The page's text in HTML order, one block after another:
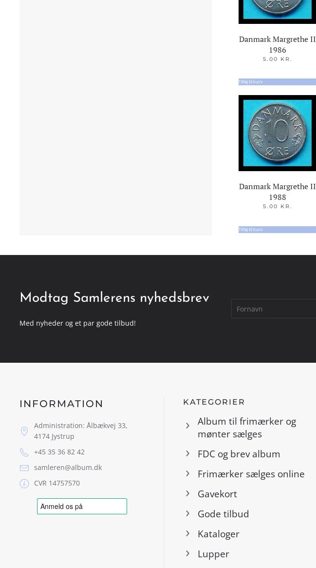
Danmark Margrethe II
1986
5.00 KR.
Tilføj til kurv
Danmark Margrethe II
1988
5.00 KR.
Tilføj til kurv
Modtag Samlerens nyhedsbrev
Med nyheder og et par gode tilbud!
INFORMATION
Administration: Ålbækvej 33,
4174 Jystrup
+45 35 36 82 42
samleren@album.dk
CVR 14757570
KATEGORIER
Album til frimærker og
mønter sælges
FDC og brev album
Frimærker sælges online
Gavekort
Gode tilbud
Kataloger
Lupper